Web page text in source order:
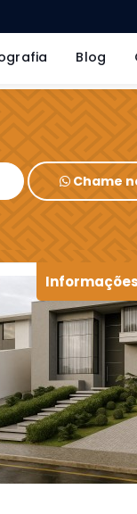
Blog
Chame
Informações